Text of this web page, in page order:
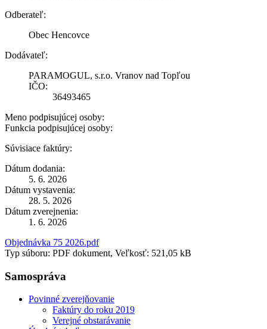
Odberateľ:
Obec Hencovce
Dodávateľ:
PARAMOGUL, s.r.o. Vranov nad Topľou
IČO:
36493465
Meno podpisujúcej osoby:
Funkcia podpisujúcej osoby:
Súvisiace faktúry:
Dátum dodania:
5. 6. 2026
Dátum vystavenia:
28. 5. 2026
Dátum zverejnenia:
1. 6. 2026
Objednávka 75 2026.pdf
Typ súboru: PDF dokument, Veľkosť: 521,05 kB
Samospráva
Povinné zverejňovanie
Faktúry do roku 2019
Verejné obstarávanie